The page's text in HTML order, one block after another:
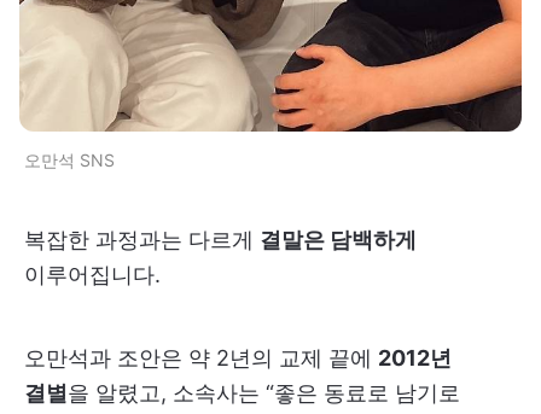
오만석 SNS
복잡한 과정과는 다르게 결말은 담백하게
이루어집니다.
오만석과 조안은 약 2년의 교제 끝에 2012년
결별 을 알렸고, 소속사는 “좋은 동료로 남기로